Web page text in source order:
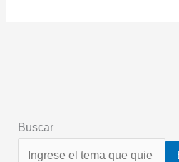
Buscar